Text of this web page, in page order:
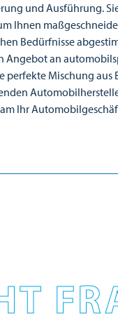
und Ausführung.
Ihnen
Bedürfnisse
Angebot an
perfekte Mischung aus
Ihr